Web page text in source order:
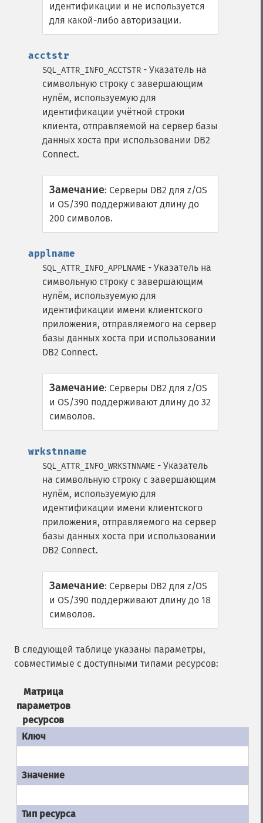
идентификации и не используется
для какой-либо авторизации.
acctstr
SQL_ATTR_INFO_ACCTSTR - Указатель на
символьную строку с завершающим
нулём, используемую для
идентификации учётной строки
клиента, отправляемой на сервер базы
данных хоста при использовании DB2
Connect.
Замечание: Серверы DB2 для z/OS
и OS/390 поддерживают длину до
200 символов.
applname
SQL_ATTR_INFO_APPLNAME - Указатель на
символьную строку с завершающим
нулём, используемую для
идентификации имени клиентского
приложения, отправляемого на сервер
базы данных хоста при использовании
DB2 Connect.
Замечание: Серверы DB2 для z/OS
и OS/390 поддерживают длину до 32
символов.
wrkstnname
SQL_ATTR_INFO_WRKSTNNAME - Указатель
на символьную строку с завершающим
нулём, используемую для
идентификации имени клиентского
приложения, отправляемого на сервер
базы данных хоста при использовании
DB2 Connect.
Замечание: Серверы DB2 для z/OS
и OS/390 поддерживают длину до 18
символов.
В следующей таблице указаны параметры,
совместимые с доступными типами ресурсов:
Матрица
параметров
ресурсов